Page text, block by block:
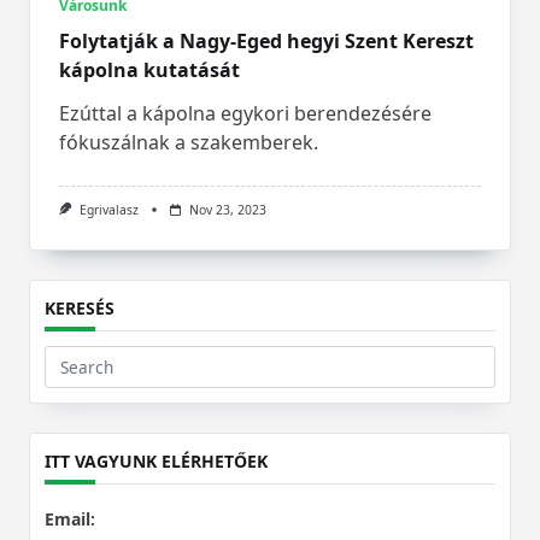
Városunk
Folytatják a Nagy-Eged hegyi Szent Kereszt
kápolna kutatását
Ezúttal a kápolna egykori berendezésére
fókuszálnak a szakemberek.
Egrivalasz Nov 23, 2023
KERESÉS
Search
for:
ITT VAGYUNK ELÉRHETŐEK
Email: